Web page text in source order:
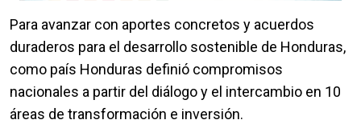
Para avanzar con aportes concretos y acuerdos
duraderos para el desarrollo sostenible de Honduras,
como país Honduras definió compromisos
nacionales a partir del diálogo y el intercambio en 10
áreas de transformación e inversión.